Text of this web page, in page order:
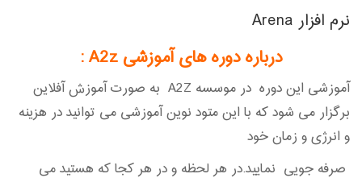
نرم افزار Arena
درباره دوره های آموزشی A2z :
آموزشی این دوره در موسسه A2Z به صورت آموزش آفلاین
برگزار می شود که با این متود نوین آموزشی می توانید در هزینه
و انرژی و زمان خود
صرفه جویی نمایید.در هر لحظه و در هر کجا که هستید می